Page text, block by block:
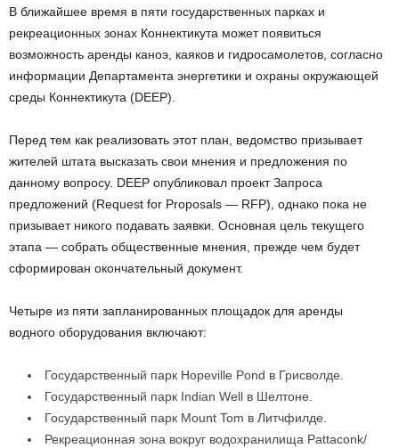
В ближайшее время в пяти государственных парках и
рекреационных зонах Коннектикута может появиться
возможность аренды каноэ, каяков и гидросамолетов, согласно
информации Департамента энергетики и охраны окружающей
среды Коннектикута (DEEP).
Перед тем как реализовать этот план, ведомство призывает
жителей штата высказать свои мнения и предложения по
данному вопросу. DEEP опубликовал проект Запроса
предложений (Request for Proposals — RFP), однако пока не
призывает никого подавать заявки. Основная цель текущего
этапа — собрать общественные мнения, прежде чем будет
сформирован окончательный документ.
Четыре из пяти запланированных площадок для аренды
водного оборудования включают:
Государственный парк Hopeville Pond в Грисволде.
Государственный парк Indian Well в Шелтоне.
Государственный парк Mount Tom в Литчфилде.
Рекреационная зона вокруг водохранилища Pattaconk/